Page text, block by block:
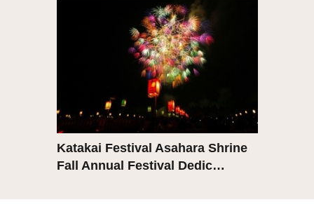
Katakai Festival Asahara Shrine
Fall Annual Festival Dedic…